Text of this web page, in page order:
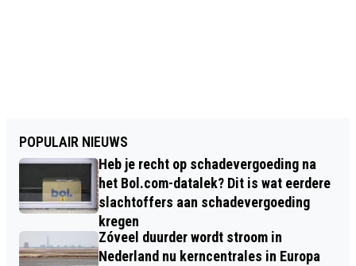
POPULAIR NIEUWS
Heb je recht op schadevergoeding na
het Bol.com-datalek? Dit is wat eerdere
slachtoffers aan schadevergoeding
kregen
Zóveel duurder wordt stroom in
Nederland nu kerncentrales in Europa